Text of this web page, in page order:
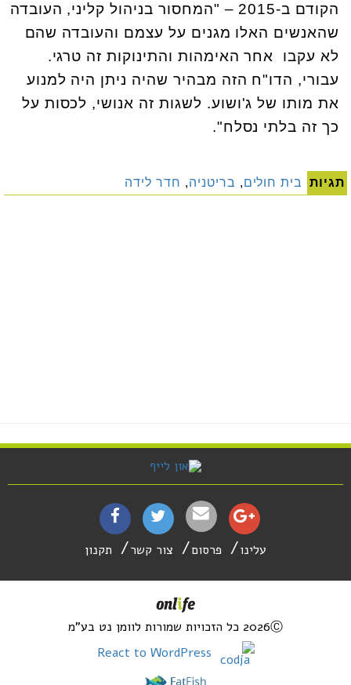
הקודם ב-2015 – "המחסור בניהול קליני, העובדה
שהאנשים האלו מגנים על עצמם והעובדה שהם
לא עקבו אחר האימהות והתינוקות זה טרגי.
עבורי, הדו"ח הזה מבהיר שהיה ניתן היה למנוע
את מותו של ג'ושוע. לשגות זה אנושי, לכסות על
כך זה בלתי נסלח".
תגיות בית חולים, בריטניה, חדר לידה
עלינו פרסום צור קשר תקנון
2026Ⓒ כל הזכויות שמורות לוומן נט בע"מ